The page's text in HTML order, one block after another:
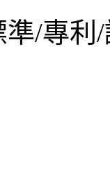
/專利